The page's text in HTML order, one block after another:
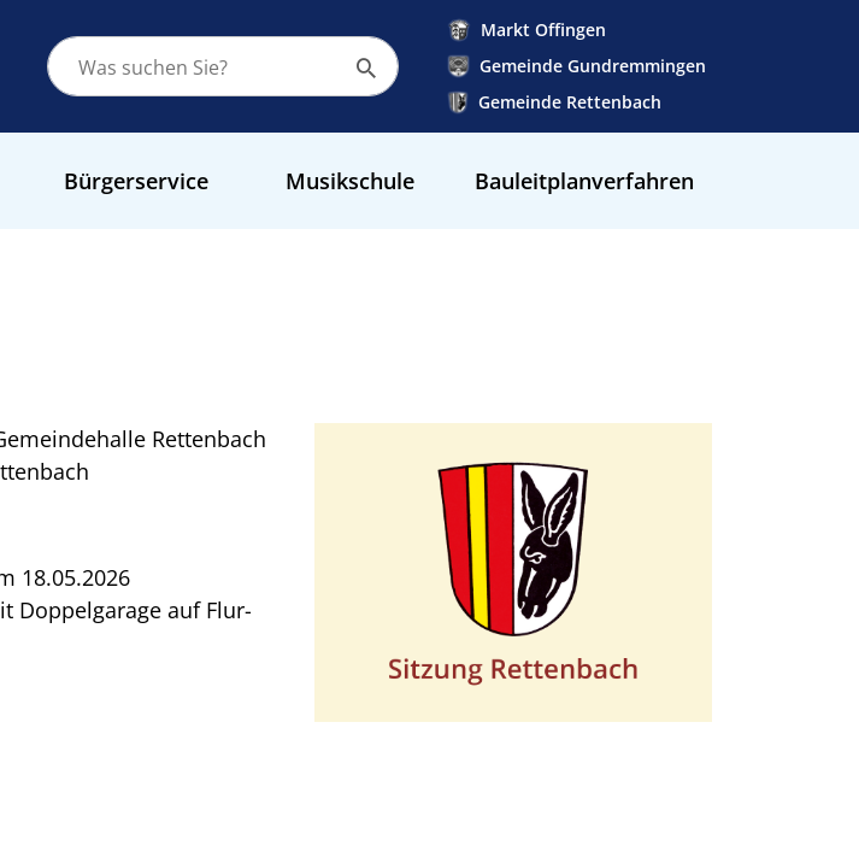
Markt Offingen
Gemeinde Gundremmingen
Gemeinde Rettenbach
Bürgerservice Musikschule Bauleitplanverfahren
Rettenbach
18.05.2026
Doppelgarage auf Flur-